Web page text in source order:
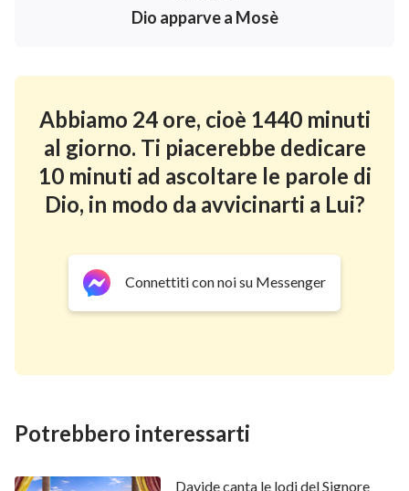
Publishing/FreeBibleimages.org./(CC BY-SA 3.0)
l’Iddio onnipotente; ma non fui conosciuto da loro
mio patto, promettendo di dar loro il paese di
soggiornavano.Ed ho anche udito i gemiti de’
Dio apparve a Mosè
Abbiamo 24 ore, cioè 1440 minuti
al giorno. Ti piacerebbe dedicare
10 minuti ad ascoltare le parole di
Dio, in modo da avvicinarti a Lui?
Connettiti con noi su Messenger
Potrebbero interessarti
Davide canta le lodi del Signore